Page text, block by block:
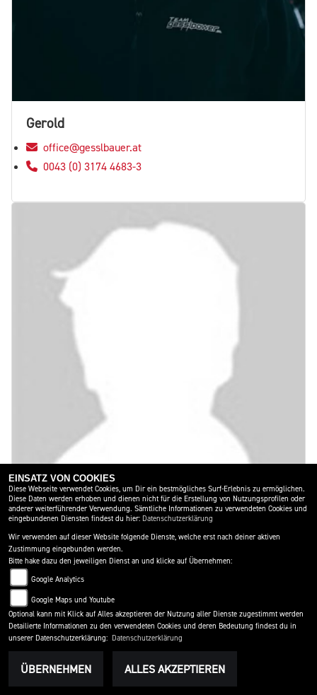
Gerold
office@gesslbauer.at
0043 (0) 3174 4683-3
Buchhaltung
Erni
buchhaltung@gesslbauer.at
0043 (0) 3174 4683-3
EINSATZ VON COOKIES
Diese Webseite verwendet Cookies, um Dir ein bestmögliches Surf-Erlebnis zu ermöglichen.
Diese Daten werden erhoben und dienen nicht für die Erstellung von Nutzungsprofilen oder
anderer weiterführender Verwendung. Sämtliche Informationen zu verwendeten Cookies und
eingebundenen Diensten findest du hier: Datenschutzerklärung
Wir verwenden auf dieser Website folgende Dienste, welche erst nach deiner aktiven
Zustimmung eingebunden werden.
Bitte hake dazu den jeweiligen Dienst an und klicke auf Übernehmen:
Google Analytics
Google Maps und Youtube
Optional kann mit Klick auf Alles akzeptieren der Nutzung aller Dienste zugestimmt werden
Detailierte Informationen zu den verwendeten Cookies und deren Bedeutung findest du in
unserer Datenschutzerklärung: Datenschutzerklärung
ÜBERNEHMEN ALLES AKZEPTIEREN